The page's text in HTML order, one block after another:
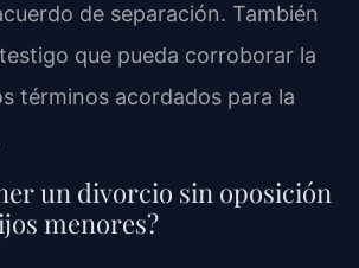
de separación. También
que pueda corroborar la
términos acordados para la
un divorcio sin oposición
menores?